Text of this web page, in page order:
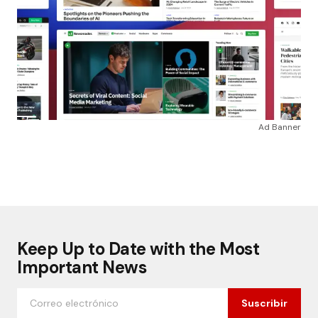
Ad Banner
Keep Up to Date with the Most
Important News
Suscribir